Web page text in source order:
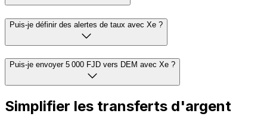
Puis-je définir des alertes de taux avec Xe ?
Puis-je envoyer 5 000 FJD vers DEM avec Xe ?
Simplifier les transferts d'argent